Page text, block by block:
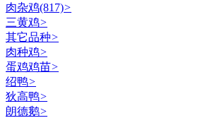
肉杂鸡(817)>
三黄鸡>
其它品种>
肉种鸡>
蛋鸡鸡苗>
绍鸭>
狄高鸭>
朗德鹅>